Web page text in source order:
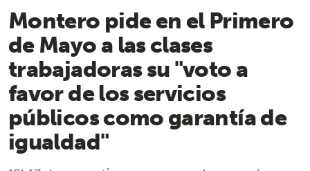
Montero pide en el Primero
de Mayo a las clases
trabajadoras su "voto a
favor de los servicios
públicos como garantía de
igualdad"